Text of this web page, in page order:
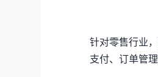
针对零售行业
支付、订单管